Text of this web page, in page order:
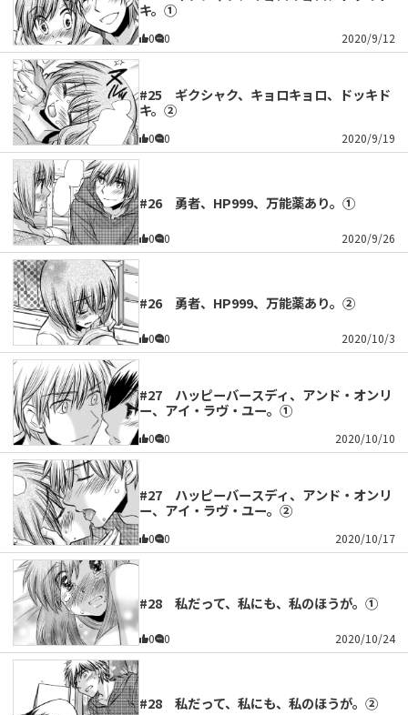
キ。①
0 0 2020/9/12
#25 ギクシャク、キョロキョロ、ドッキド
キ。②
0 0 2020/9/19
#26 勇者、HP999、万能薬あり。①
0 0 2020/9/26
#26 勇者、HP999、万能薬あり。②
0 0 2020/10/3
#27 ハッピーバースディ、アンド・オンリ
ー、アイ・ラヴ・ユー。①
0 0 2020/10/10
#27 ハッピーバースディ、アンド・オンリ
ー、アイ・ラヴ・ユー。②
0 0 2020/10/17
#28 私だって、私にも、私のほうが。①
0 0 2020/10/24
#28 私だって、私にも、私のほうが。②